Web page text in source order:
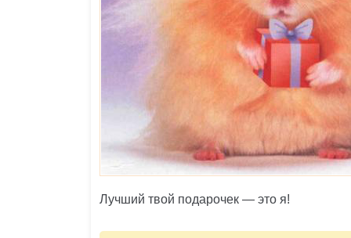
Лучший твой подарочек — это я!